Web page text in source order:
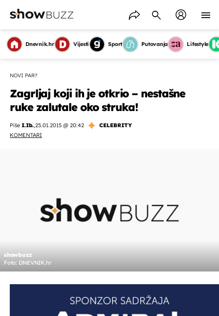
Dnevnik.hr Vijesti Sport Putovanja Lifestyle
NOVI PAR?
Zagrljaj koji ih je otkrio – nestašne
ruke zalutale oko struka!
Piše I.Ib.,25.01.2015 @ 20:42
CELEBRITY
KOMENTARI
showbuzz
Foto: DNEVNIK.hr